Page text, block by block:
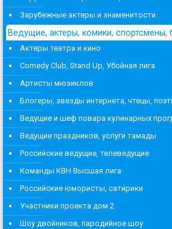
Зарубежные актеры и знаменитости
Ведущие, актеры, комики,
Актеры театра и кино
Comedy Club, Stand Up, Убойная лига
Артисты мюзиклов
Блогеры, звезды интернета, чтецы,
Ведущие и шеф повара кулинарных
Ведущие праздников, услуги тамады
Российские ведущие, телеведущие
Команды КВН Высшая лига
Российские юмористы, сатирики
Участники проекта дом 2
Шоу двойников, пародийное шоу